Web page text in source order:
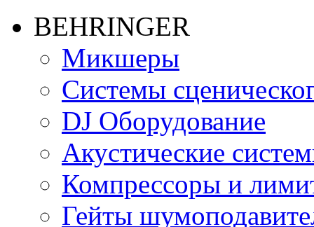
BEHRINGER
Микшеры
Системы
DJ Оборудование
Акустические
Компрессоры и
Гейты